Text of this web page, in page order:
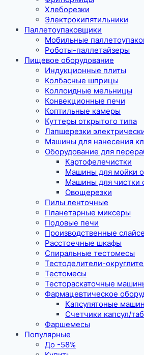
Хлеборезки
Электрокипятильники
Паллетоупаковщики
Мобильные
Роботы-паллетайзеры
Пищевое оборудование
Индукционные плиты
Колбасные шприцы
Коллоидные мельницы
Конвекционные печи
Коптильные камеры
Куттеры открытого типа
Лапшерезки
Машины для нанесения
Оборудование для
Картофелечистки
Машины для мойки
Машины для чистки
Овощерезки
Пилы ленточные
Планетарные миксеры
Подовые печи
Производственные
Расстоечные шкафы
Спиральные тестомесы
Тестоделители-
Тестомесы
Тестораскаточные
Фармацевтическое
Капсулятоные
Счетчики капсул/
Фаршемесы
Популярные
До -58%